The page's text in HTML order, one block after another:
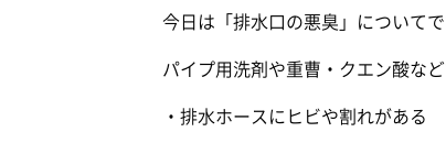
今日は「排水口の悪臭」についてで
パイプ用洗剤や重曹・クエン酸な
・排水ホースにヒビや割れがある